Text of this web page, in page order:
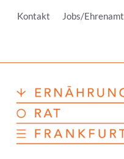
InhaltKontakt Jobs/Ehrenamt